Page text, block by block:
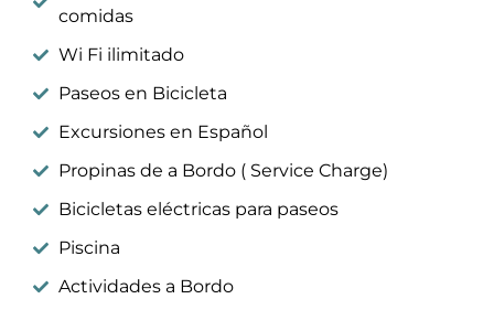
comidas
Wi Fi ilimitado
Paseos en Bicicleta
Excursiones en Español
Propinas de a Bordo ( Service Charge)
Bicicletas eléctricas para paseos
Piscina
Actividades a Bordo